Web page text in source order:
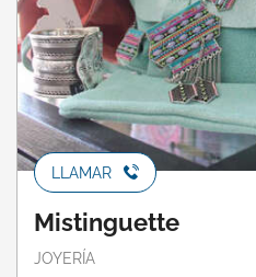
LLAMAR
Mistinguette
JOYERÍA